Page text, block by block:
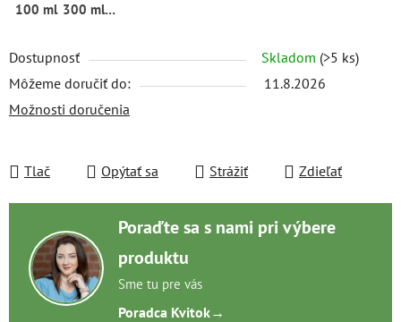
100 ml 300 ml (refill)
Dostupnosť Skladom (>5 ks)
Môžeme doručiť do:
11.8.2026
Možnosti doručenia
Tlač Opýtať sa Strážiť Zdieľať
Poraďte sa s nami pri výbere
produktu
Sme tu pre vás
Poradca Kvitok→